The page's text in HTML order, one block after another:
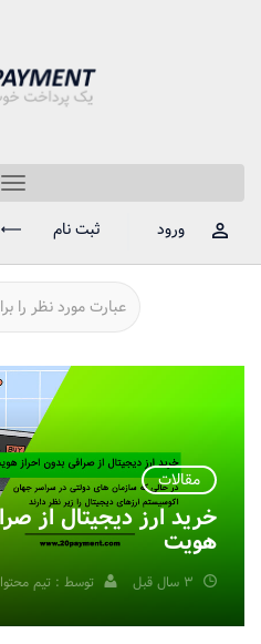
ورود
ثبت نام
مقالات
خرید ارز دیجیتال از
هویت
3 سال قبل توسط : تیم محتوا